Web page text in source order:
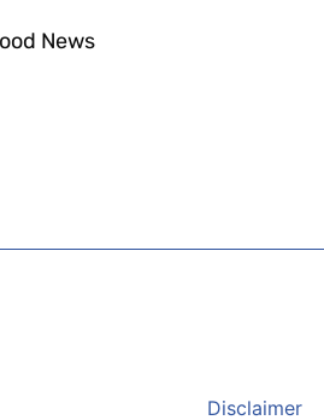
News
Disclaimer